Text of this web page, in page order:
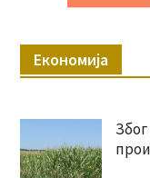
Економија